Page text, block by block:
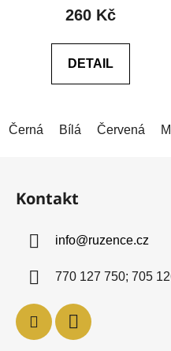
produktu
z
260 Kč
DETAIL
Černá Bílá Červená
Kontakt
info@ruzence.cz
770 127 750; 705